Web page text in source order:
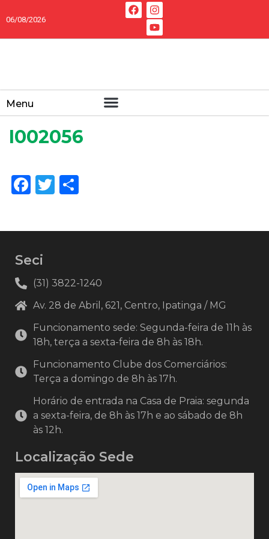
06/08/2026
Menu
I002056
Facebook
Twitter
Seci
(31) 3822-1240
Av. 28 de Abril, 621, Centro, Ipatinga / MG
Funcionamento sede: Segunda-feira de 11h às
18h, terça a sexta-feira de 8h às 18h.
Funcionamento Clube dos Comerciários:
Terça a domingo de 8h às 17h.
Horário de entrada na Casa de Praia: segunda
a sexta-feira, de 8h às 17h e ao sábado de 8h
às 12h.
Localização Sede